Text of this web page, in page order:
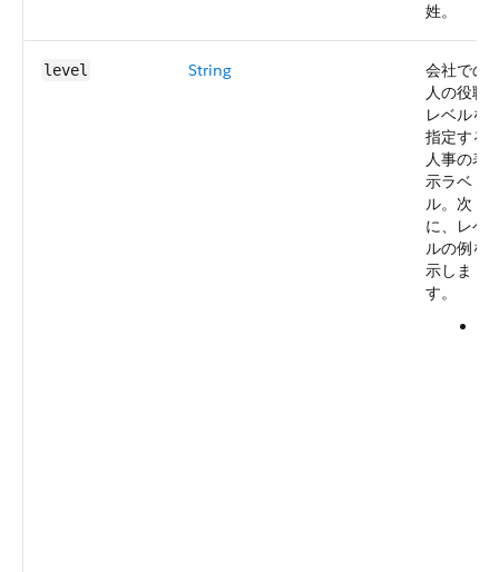
姓。
level String
会社での
人の役職
レベルを
指定する
人事の表
示ラベ
ル。次
に、レベ
ルの例を
示しま
す。